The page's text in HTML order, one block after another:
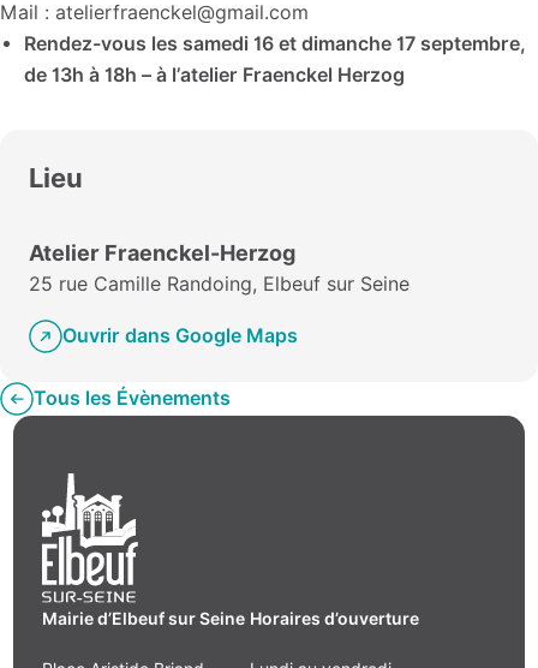
Mail : atelierfraenckel@gmail.com
Rendez-vous les samedi 16 et dimanche 17 septembre,
de 13h à 18h – à l’atelier Fraenckel Herzog
Lieu
Atelier Fraenckel-Herzog
25 rue Camille Randoing, Elbeuf sur Seine
Ouvrir dans Google Maps
Tous les Évènements
Mairie d’Elbeuf sur Seine Horaires d’ouverture